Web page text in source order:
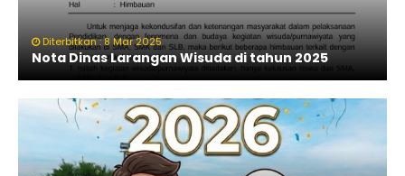
Diterbitkan : 8 Mar 2025
Nota Dinas Larangan Wisuda di tahun 2025